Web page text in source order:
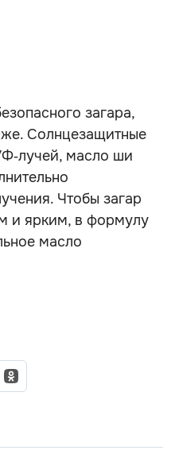
загара,
Солнцезащитные
масло ши
Чтобы загар
и ярким, в формулу
масло